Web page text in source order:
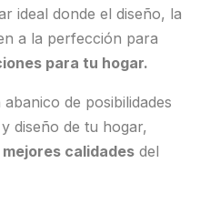
ideal donde el diseño, la
a la perfección para
para tu hogar.
de posibilidades
diseño de tu hogar,
mejores calidades del